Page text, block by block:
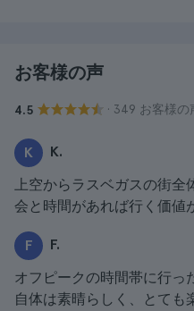
お客様の声
4.5 · 349 お客様の
K K.
上空からラスベガスの街全
会と時間があれば行く価値
F F.
オフピークの時間帯に行っ
自体は素晴らしく、とても